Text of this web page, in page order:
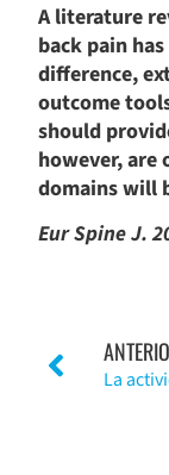
A literature
back pain
difference,
outcome
should
however,
domains will
Eur Spine J.